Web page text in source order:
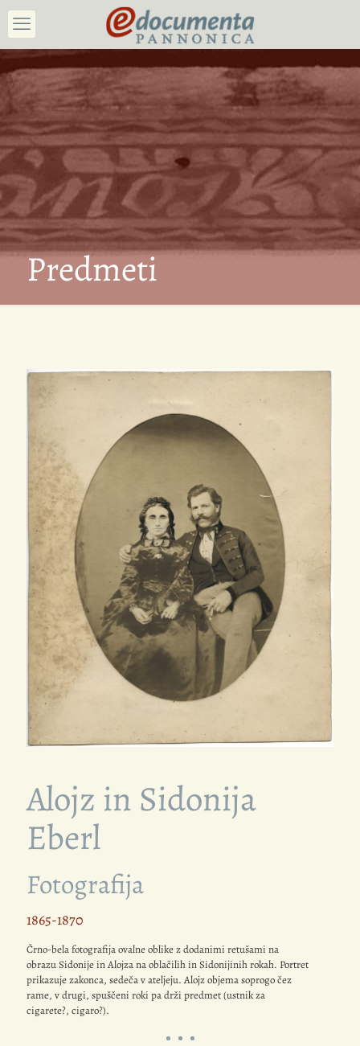
Predmeti
Alojz in Sidonija
Eberl
Fotografija
1865-1870
Črno-bela fotografija ovalne oblike z dodanimi retušami na
obrazu Sidonije in Alojza na oblačilih in Sidonijinih rokah. Portret
prikazuje zakonca, sedeča v ateljeju. Alojz objema soprogo čez
rame, v drugi, spuščeni roki pa drži predmet (ustnik za
cigarete?, cigaro?).